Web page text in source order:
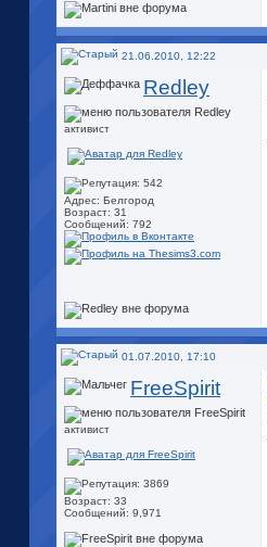
21.06.2010, 12:22
Redley
активист
Адрес: Белгород
Возраст: 31
Сообщений: 792
01.07.2010, 17:10
FreeSpirit
активист
Возраст: 33
Сообщений: 9,971